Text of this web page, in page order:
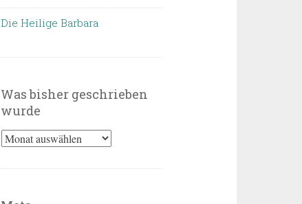
Die Heilige Barbara
Was bisher geschrieben
wurde
Was